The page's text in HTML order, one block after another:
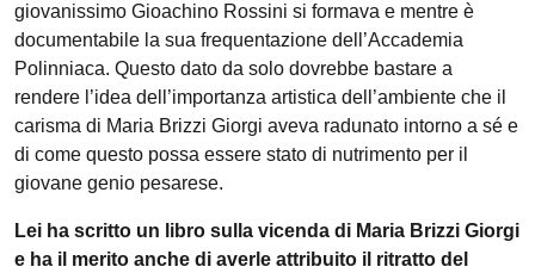
giovanissimo Gioachino Rossini si formava e mentre è
documentabile la sua frequentazione dell’Accademia
Polinniaca. Questo dato da solo dovrebbe bastare a
rendere l’idea dell’importanza artistica dell’ambiente che il
carisma di Maria Brizzi Giorgi aveva radunato intorno a sé e
di come questo possa essere stato di nutrimento per il
giovane genio pesarese.
Lei ha scritto un libro sulla vicenda di Maria Brizzi Giorgi
e ha il merito anche di averle attribuito il ritratto del